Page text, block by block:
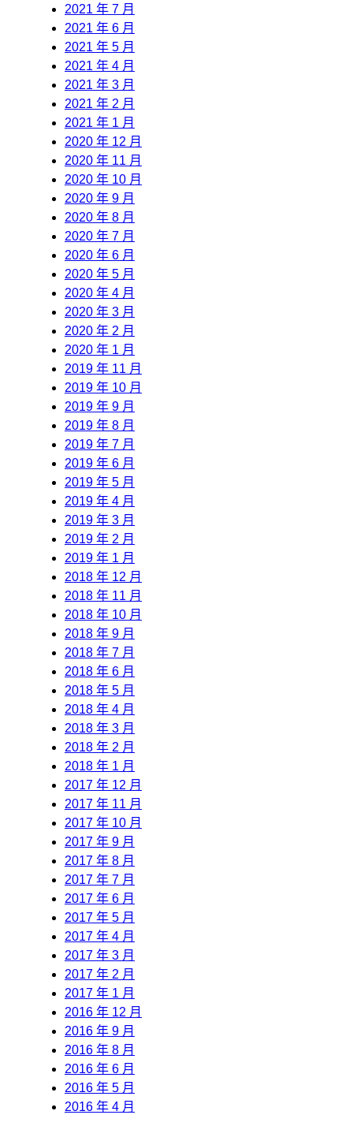
2021 年 7 月
2021 年 6 月
2021 年 5 月
2021 年 4 月
2021 年 3 月
2021 年 2 月
2021 年 1 月
2020 年 12 月
2020 年 11 月
2020 年 10 月
2020 年 9 月
2020 年 8 月
2020 年 7 月
2020 年 6 月
2020 年 5 月
2020 年 4 月
2020 年 3 月
2020 年 2 月
2020 年 1 月
2019 年 11 月
2019 年 10 月
2019 年 9 月
2019 年 8 月
2019 年 7 月
2019 年 6 月
2019 年 5 月
2019 年 4 月
2019 年 3 月
2019 年 2 月
2019 年 1 月
2018 年 12 月
2018 年 11 月
2018 年 10 月
2018 年 9 月
2018 年 7 月
2018 年 6 月
2018 年 5 月
2018 年 4 月
2018 年 3 月
2018 年 2 月
2018 年 1 月
2017 年 12 月
2017 年 11 月
2017 年 10 月
2017 年 9 月
2017 年 8 月
2017 年 7 月
2017 年 6 月
2017 年 5 月
2017 年 4 月
2017 年 3 月
2017 年 2 月
2017 年 1 月
2016 年 12 月
2016 年 9 月
2016 年 8 月
2016 年 6 月
2016 年 5 月
2016 年 4 月